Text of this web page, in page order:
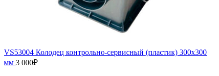
VS53004 Колодец контрольно-сервисный (пластик) 300х300
мм 3 000₽